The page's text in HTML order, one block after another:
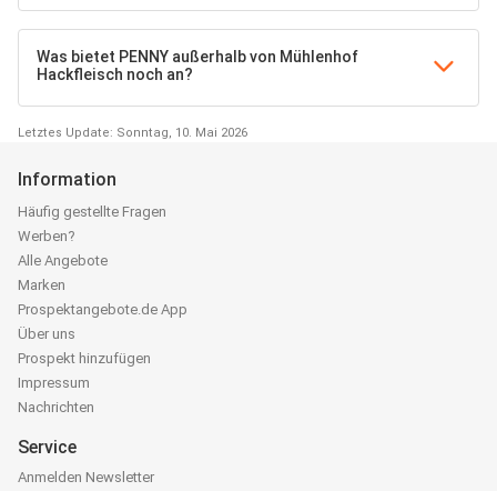
Was bietet PENNY außerhalb von Mühlenhof
Hackfleisch noch an?
Letztes Update: Sonntag, 10. Mai 2026
Information
Häufig gestellte Fragen
Werben?
Alle Angebote
Marken
Prospektangebote.de App
Über uns
Prospekt hinzufügen
Impressum
Nachrichten
Service
Anmelden Newsletter